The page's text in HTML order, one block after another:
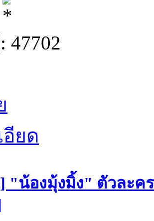
47702
"น้องมุ้งมิ้ง" ตัวละค